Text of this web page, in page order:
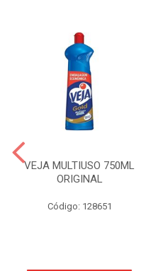
VEJA MULTIUSO 750ML
ORIGINAL
Código: 128651